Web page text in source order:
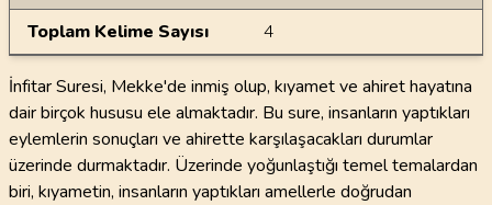
Toplam Kelime Sayısı
4
İnfitar Suresi, Mekke'de inmiş olup, kıyamet ve ahiret hayatına
dair birçok hususu ele almaktadır. Bu sure, insanların yaptıkları
eylemlerin sonuçları ve ahirette karşılaşacakları durumlar
üzerinde durmaktadır. Üzerinde yoğunlaştığı temel temalardan
biri, kıyametin, insanların yaptıkları amellerle doğrudan